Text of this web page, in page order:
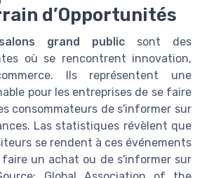
d’Opportunités
grand public sont des
où se rencontrent innovation,
Ils représentent une
pour les entreprises de se faire
consommateurs de s'informer sur
Las statistiques révèlent que
se rendent à ces événements
un achat ou de s'informer sur